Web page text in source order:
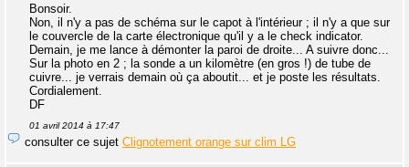
Bonsoir.
Non, il n'y a pas de schéma sur le capot à l'intérieur ; il n'y a que sur
le couvercle de la carte électronique qu'il y a le check indicator.
Demain, je me lance à démonter la paroi de droite... A suivre donc...
Sur la photo en 2 ; la sonde a un kilomètre (en gros !) de tube de
cuivre... je verrais demain où ça aboutit... et je poste les résultats.
Cordialement.
DF
01 avril 2014 à 17:47
consulter ce sujet Clignotement orange sur clim LG